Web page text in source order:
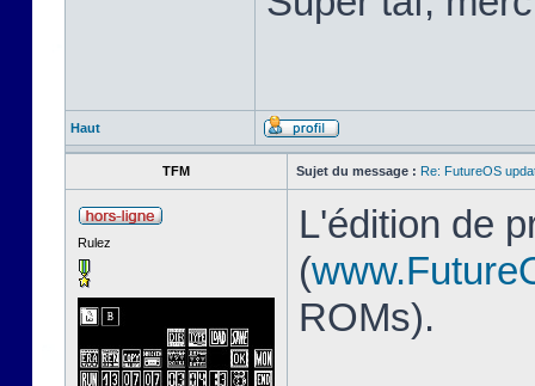
Haut
TFM Sujet du message : Re: FutureOS
Rulez
L'édition de
(
ROMs).